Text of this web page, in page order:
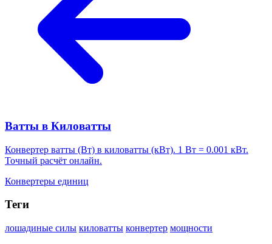
Ватты в Киловатты
Конвертер ватты (Вт) в киловатты (кВт). 1 Вт = 0.001 кВт.
Точный расчёт онлайн.
Конвертеры единиц
Теги
лошадиные силы киловатты конвертер мощности